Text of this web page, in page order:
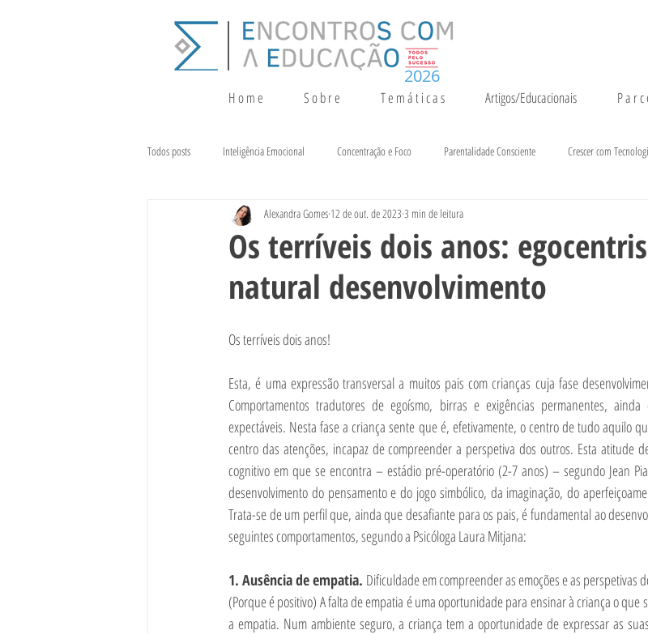
H o m e S o b r e T e m á t i c a s Artigos/Educacionais P a r
2026
Todos posts Inteligência Emocional Concentração e Foco Parentalidade Consciente Crescer com
Terapia da Fala Alimentação e Crescimento
Os terríveis dois anos:
natural desenvolvimento
Alexandra Gomes 12 de out. de 2023 3 min de leitura
Os terríveis dois anos!
Esta, é uma expressão transversal a muitos pais com crianças cuja fase
Comportamentos tradutores de egoísmo, birras e exigências permanentes,
expectáveis. Nesta fase a criança sente que é, efetivamente, o centro de tudo aquilo
centro das atenções, incapaz de compreender a perspetiva dos outros. Esta atitude
cognitivo em que se encontra – estádio pré-operatório (2-7 anos) – segundo Jean
desenvolvimento do pensamento e do jogo simbólico, da imaginação, do
Trata-se de um perfil que, ainda que desafiante para os pais, é fundamental ao
seguintes comportamentos, segundo a Psicóloga Laura Mitjana:
1. Ausência de empatia. Dificuldade em compreender as emoções e as perspetivas
(Porque é positivo) A falta de empatia é uma oportunidade para ensinar à criança o que
a empatia. Num ambiente seguro, a criança tem a oportunidade de expressar as